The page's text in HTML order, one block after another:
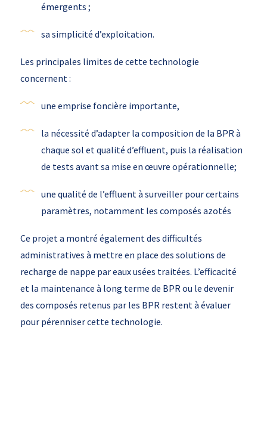
émergents ;
sa simplicité d’exploitation.
Les principales limites de cette technologie
concernent :
une emprise foncière importante,
la nécessité d’adapter la composition de la BPR à
chaque sol et qualité d’effluent, puis la réalisation
de tests avant sa mise en œuvre opérationnelle;
une qualité de l’effluent à surveiller pour certains
paramètres, notamment les composés azotés
Ce projet a montré également des difficultés
administratives à mettre en place des solutions de
recharge de nappe par eaux usées traitées. L’efficacité
et la maintenance à long terme de BPR ou le devenir
des composés retenus par les BPR restent à évaluer
pour pérenniser cette technologie.